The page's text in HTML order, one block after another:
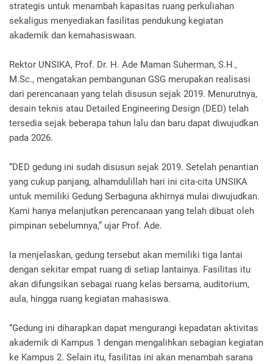
strategis untuk menambah kapasitas ruang perkuliahan
sekaligus menyediakan fasilitas pendukung kegiatan
akademik dan kemahasiswaan.
Rektor UNSIKA, Prof. Dr. H. Ade Maman Suherman, S.H.,
M.Sc., mengatakan pembangunan GSG merupakan realisasi
dari perencanaan yang telah disusun sejak 2019. Menurutnya,
desain teknis atau Detailed Engineering Design (DED) telah
tersedia sejak beberapa tahun lalu dan baru dapat diwujudkan
pada 2026.
“DED gedung ini sudah disusun sejak 2019. Setelah penantian
yang cukup panjang, alhamdulillah hari ini cita-cita UNSIKA
untuk memiliki Gedung Serbaguna akhirnya mulai diwujudkan.
Kami hanya melanjutkan perencanaan yang telah dibuat oleh
pimpinan sebelumnya,” ujar Prof. Ade.
Ia menjelaskan, gedung tersebut akan memiliki tiga lantai
dengan sekitar empat ruang di setiap lantainya. Fasilitas itu
akan difungsikan sebagai ruang kelas bersama, auditorium,
aula, hingga ruang kegiatan mahasiswa.
“Gedung ini diharapkan dapat mengurangi kepadatan aktivitas
akademik di Kampus 1 dengan mengalihkan sebagian kegiatan
ke Kampus 2. Selain itu, fasilitas ini akan menambah sarana